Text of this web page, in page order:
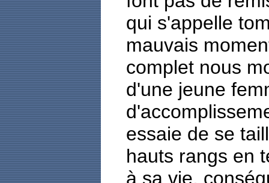
qui s'appelle
mauvais
complet nous
d'une jeune
essaie de se
hauts rangs en
à sa vie,